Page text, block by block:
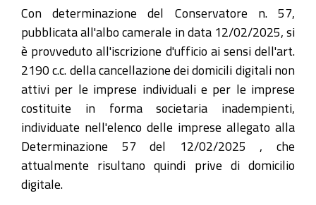
Con determinazione del Conservatore n. 57,
pubblicata all'albo camerale in data 12/02/2025, si
è provveduto all'iscrizione d'ufficio ai sensi dell'art.
2190 c.c. della cancellazione dei domicili digitali non
attivi per le imprese individuali e per le imprese
costituite in forma societaria inadempienti,
individuate nell'elenco delle imprese allegato alla
Determinazione 57 del 12/02/2025 , che
attualmente risultano quindi prive di domicilio
digitale.